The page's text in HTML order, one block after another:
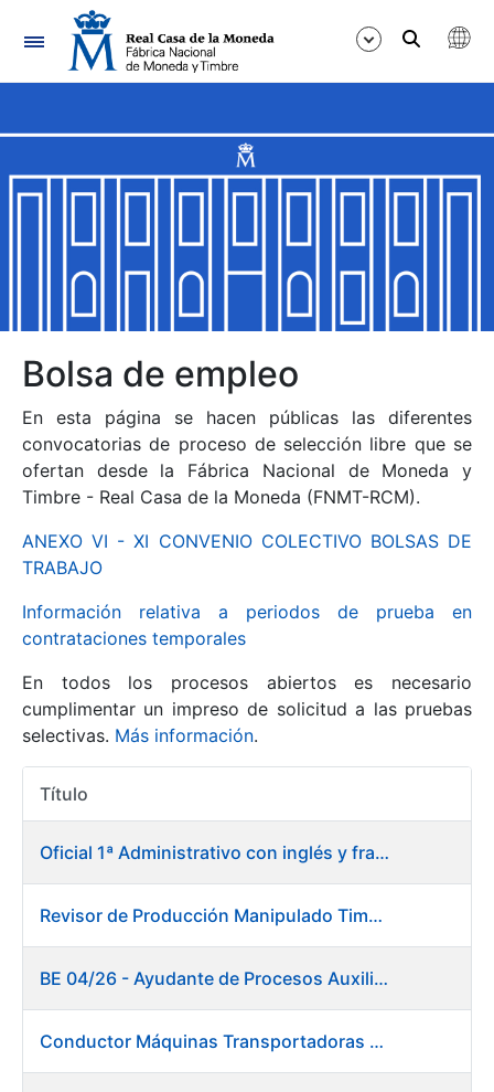
Navegación
Mostrar/Ocultar
Mostrar/Ocultar
Mostrar/Ocultar
Mostrar/Ocultar
Mostrar/Ocultar
Mostrar/Ocultar
Mostrar/Ocultar
Bolsa de empleo
En esta página se hacen públicas las diferentes
convocatorias de proceso de selección libre que se
ofertan desde la Fábrica Nacional de Moneda y
Timbre - Real Casa de la Moneda (FNMT-RCM).
ANEXO VI - XI CONVENIO COLECTIVO BOLSAS DE
TRABAJO
Información relativa a periodos de prueba en
contrataciones temporales
En todos los procesos abiertos es necesario
cumplimentar un impreso de solicitud a las pruebas
selectivas. Más información.
Título
Oficial 1ª Administrativo con inglés y francés
Revisor de Producción Manipulado Timbre
BE 04/26 - Ayudante de Procesos Auxiliares. Fábrica de Papel
Conductor Máquinas Transportadoras Elevadoras. Fábrica Papel